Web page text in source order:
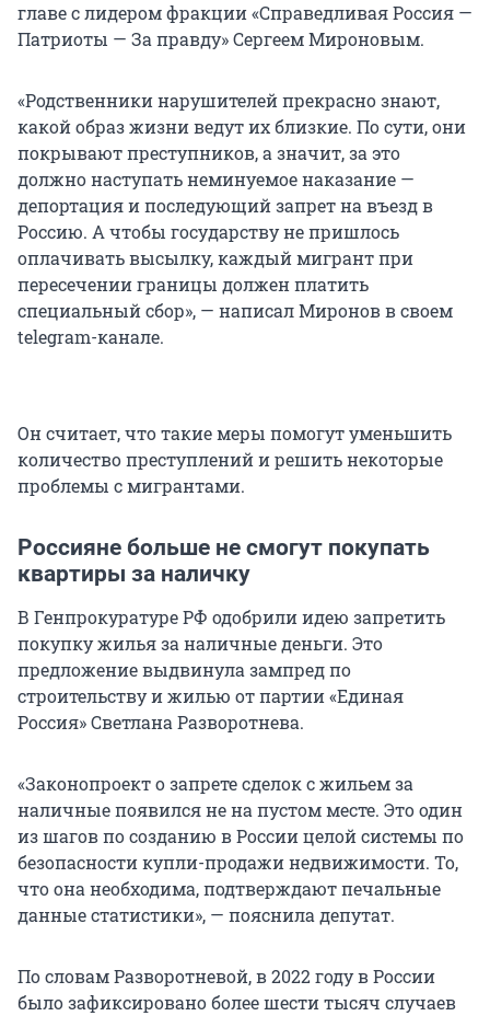
главе с лидером фракции «Справедливая Россия —
Патриоты — За правду» Сергеем Мироновым.
«Родственники нарушителей прекрасно знают,
какой образ жизни ведут их близкие. По сути, они
покрывают преступников, а значит, за это
должно наступать неминуемое наказание —
депортация и последующий запрет на въезд в
Россию. А чтобы государству не пришлось
оплачивать высылку, каждый мигрант при
пересечении границы должен платить
специальный сбор», — написал Миронов в своем
telegram-канале.
Он считает, что такие меры помогут уменьшить
количество преступлений и решить некоторые
проблемы с мигрантами.
Россияне больше не смогут покупать
квартиры за наличку
В Генпрокуратуре РФ одобрили идею запретить
покупку жилья за наличные деньги. Это
предложение выдвинула зампред по
строительству и жилью от партии «Единая
Россия» Светлана Разворотнева.
«Законопроект о запрете сделок с жильем за
наличные появился не на пустом месте. Это один
из шагов по созданию в России целой системы по
безопасности купли-продажи недвижимости. То,
что она необходима, подтверждают печальные
данные статистики», — пояснила депутат.
По словам Разворотневой, в 2022 году в России
было зафиксировано более шести тысяч случаев